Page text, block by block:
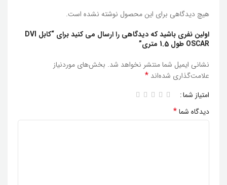
هیچ دیدگاهی برای این محصول نوشته نشده است.
اولین نفری باشید که دیدگاهی را ارسال می کنید برای “کابل DVI
OSCAR طول 1.5 متری”
نشانی ایمیل شما منتشر نخواهد شد. بخش‌های موردنیاز
علامت‌گذاری شده‌اند*
امتیاز شما
دیدگاه شما*